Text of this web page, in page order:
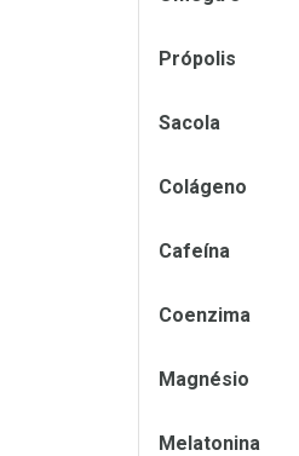
Própolis
Sacola
Colágeno
Cafeína
Coenzima
Magnésio
Melatonina